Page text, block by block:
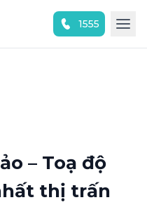
1555
– Toạ độ
thị trấn